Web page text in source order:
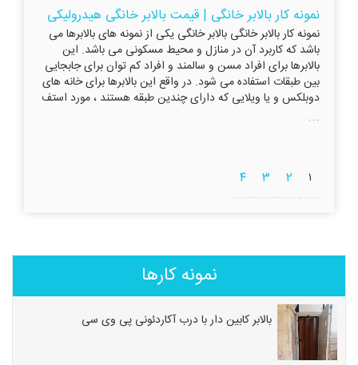
نمونه کار بالابر خانگی | قیمت بالابر خانگی هیدرولیکی
نمونه کار بالابر خانگی بالابر خانگی یکی از نمونه های بالابرها می
باشد که کاربرد آن در منازل و محیط مسکونی می باشد. این
بالابرها برای افراد مسن و سالمند و افراد کم توان برای جابجایی
بین طبقات استفاده می شود. در واقع این بالابرها برای خانه های
دوبلکس و یا ویلایی که دارای چندین طبقه هستند ، مورد استف
...
۱ ۲ ۳ ۴
نمونه کارها
بالابر کابین دار با درب آکاردئونی پی وی سی